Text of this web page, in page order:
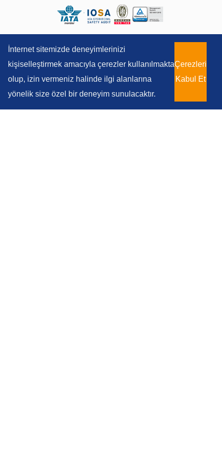
İnternet sitemizde deneyimlerinizi
kişiselleştirmek amacıyla çerezler kullanılmakta
olup, izin vermeniz halinde ilgi alanlarına
yönelik size özel bir deneyim sunulacaktır.
Çerezleri
Kabul Et